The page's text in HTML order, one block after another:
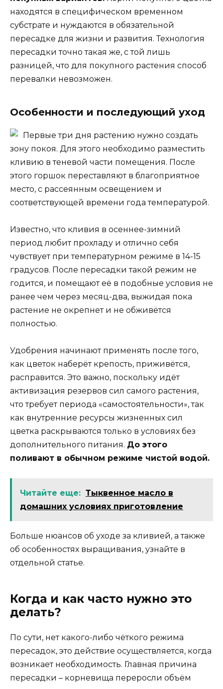
находятся в специфическом временном
субстрате и нуждаются в обязательной
пересадке для жизни и развития. Технология
пересадки точно такая же, с той лишь
разницей, что для покупного растения способ
перевалки невозможен.
Особенности и последующий уход
Первые три дня растению нужно создать
зону покоя. Для этого необходимо разместить
кливию в теневой части помещения. После
этого горшок переставляют в благоприятное
место, с рассеянным освещением и
соответствующей времени года температурой.
Известно, что кливия в осеннее-зимний
период любит прохладу и отлично себя
чувствует при температурном режиме в 14-15
градусов. После пересадки такой режим не
годится, и помещают её в подобные условия не
ранее чем через месяц-два, выжидая пока
растение не окрепнет и не обживётся
полностью.
Удобрения начинают применять после того,
как цветок наберёт крепость, приживётся,
расправится. Это важно, поскольку идёт
активизация резервов сил самого растения,
что требует периода «самостоятельности», так
как внутренние ресурсы жизненных сил
цветка раскрываются только в условиях без
дополнительного питания. До этого
поливают в обычном режиме чистой водой.
Читайте еще: Тыквенное масло в
домашних условиях приготовление
Больше нюансов об уходе за кливией, а также
об особенностях выращивания, узнайте в
отдельной статье.
Когда и как часто нужно это
делать?
По сути, нет какого-либо чёткого режима
пересадок, это действие осуществляется, когда
возникает необходимость. Главная причина
пересадки – корневища переросли объём